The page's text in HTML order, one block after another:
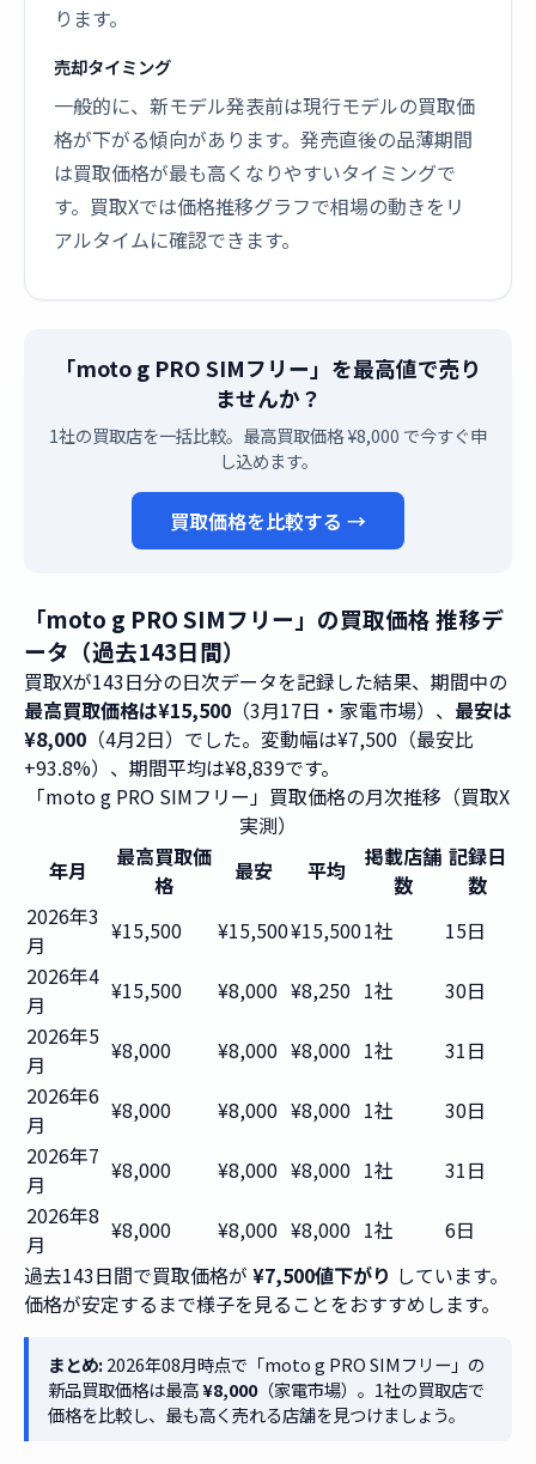
ります。
売却タイミング
一般的に、新モデル発表前は現行モデルの買取価
格が下がる傾向があります。発売直後の品薄期間
は買取価格が最も高くなりやすいタイミングで
す。買取Xでは価格推移グラフで相場の動きをリ
アルタイムに確認できます。
「moto g PRO SIMフリー」を最高値で売り
ませんか？
1社の買取店を一括比較。最高買取価格 ¥8,000 で今すぐ申
し込めます。
買取価格を比較する →
「moto g PRO SIMフリー」の買取価格 推移デ
ータ（過去143日間）
買取Xが143日分の日次データを記録した結果、期間中の
最高買取価格は¥15,500 （3月17日・家電市場）、 最安は
¥8,000 （4月2日）でした。変動幅は¥7,500（最安比
+93.8%）、期間平均は¥8,839です。
「moto g PRO SIMフリー」買取価格の月次推移（買取X
実測）
年月
最高買取価
格
最安 平均
掲載店舗
数
記録日
数
2026年3
月
¥15,500 ¥15,500¥15,5001社
15日
2026年4
月
¥15,500 ¥8,000 ¥8,250 1社
30日
2026年5
月
¥8,000 ¥8,000 ¥8,000 1社
31日
2026年6
月
¥8,000 ¥8,000 ¥8,000 1社
30日
2026年7
月
¥8,000 ¥8,000 ¥8,000 1社
31日
2026年8
月
¥8,000 ¥8,000 ¥8,000 1社
6日
過去143日間で買取価格が ¥7,500値下がり しています。
価格が安定するまで様子を見ることをおすすめします。
まとめ:2026年08月時点で「moto g PRO SIMフリー」の
新品買取価格は最高¥8,000（家電市場）。1社の買取店で
価格を比較し、最も高く売れる店舗を見つけましょう。